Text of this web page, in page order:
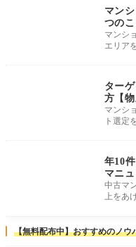
マン
つのこ
マンシ
エリア
ター
方【物
マンシ
ト選定
年10
マニ
中古マ
上をあ
【無料配布中】おすすめのノウ